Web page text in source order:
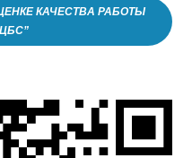
КАЧЕСТВА РАБОТЫ